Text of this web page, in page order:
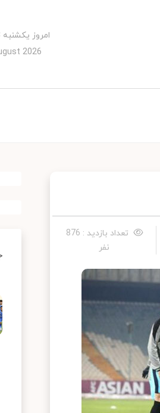
امروز یکشنبه 18 مرداد 1405
2026
تعداد بازدید : 876
نفر